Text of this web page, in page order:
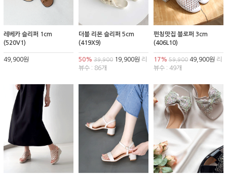
레베카 슬리퍼 1cm
(520V1)
49,900원
더블 리본 슬리퍼 5cm
(419X9)
50% 39,90019,900원 리
뷰수 : 86개
펀칭맛집 블로퍼 3cm
(406L10)
17% 59,90049,900원 리
뷰수 : 49개